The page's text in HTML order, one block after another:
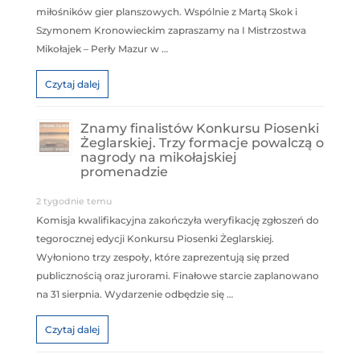
miłośników gier planszowych. Wspólnie z Martą Skok i
Szymonem Kronowieckim zapraszamy na I Mistrzostwa
Mikołajek – Perły Mazur w …
Czytaj dalej
Znamy finalistów Konkursu Piosenki
Żeglarskiej. Trzy formacje powalczą o
nagrody na mikołajskiej
promenadzie
2 tygodnie temu
Komisja kwalifikacyjna zakończyła weryfikację zgłoszeń do
tegorocznej edycji Konkursu Piosenki Żeglarskiej.
Wyłoniono trzy zespoły, które zaprezentują się przed
publicznością oraz jurorami. Finałowe starcie zaplanowano
na 31 sierpnia. Wydarzenie odbędzie się …
Czytaj dalej